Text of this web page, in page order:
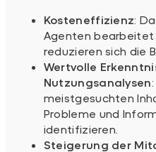
Kosteneffizienz:
Agenten bearbeitet
reduzieren sich die
Wertvolle
Nutzungsanalysen
meistgesuchten
Probleme und
identifizieren.
Steigerung der